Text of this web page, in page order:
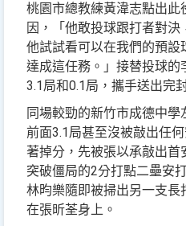
桃園市總教練黃湋志點出此
因，「他敢投球跟打者對
他試試看可以在我們的預設
達成這任務。」接替投球的
3.1局和0.1局，攜手送出完
同場較勁的新竹市成德中學
前面3.1局甚至沒被敲出任
著掉分，先被張以承敲出
突破僵局的2分打點二壘安
林昀樂隨即被掃出另一支
在張昕荃身上。